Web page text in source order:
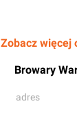
Zobacz więcej
Browary
adres